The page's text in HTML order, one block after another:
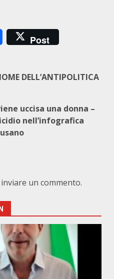
Post
DELL’ANTIPOLITICA
uccisa una donna –
nell’infografica
un commento.